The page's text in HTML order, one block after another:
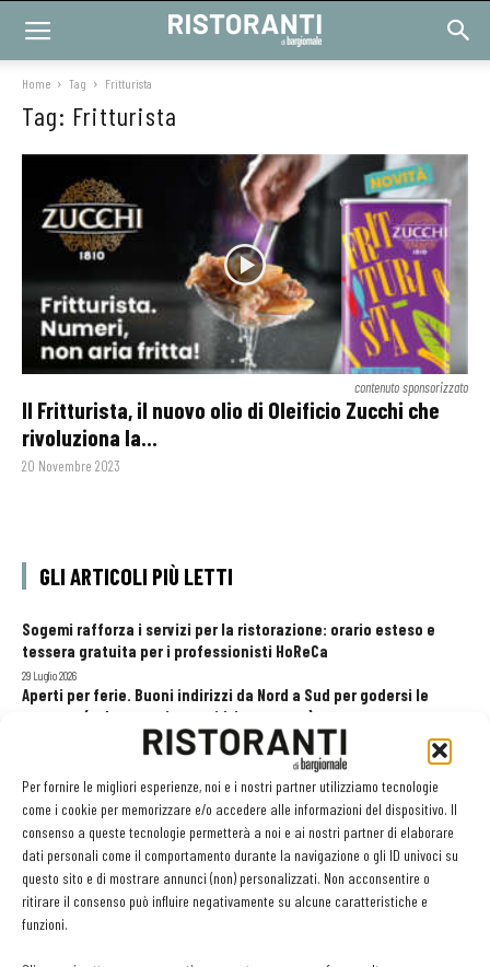
Per fornire le migliori esperienze, noi e i nostri partner utilizziamo tecnologie
come i cookie per memorizzare e/o accedere alle informazioni del dispositivo. Il
consenso a queste tecnologie permetterà a noi e ai nostri partner di elaborare
dati personali come il comportamento durante la navigazione o gli ID univoci su
questo sito e di mostrare annunci (non) personalizzati. Non acconsentire o
ritirare il consenso può influire negativamente su alcune caratteristiche e
funzioni.
Home Tag Fritturista
Tag: Fritturista
contenuto sponsorizzato
Il Fritturista, il nuovo olio di Oleificio Zucchi che
rivoluziona la...
20 Novembre 2023
GLI ARTICOLI PIÙ LETTI
Sogemi rafforza i servizi per la ristorazione: orario esteso e
tessera gratuita per i professionisti HoReCa
29 Luglio 2026
Aperti per ferie. Buoni indirizzi da Nord a Sud per godersi le
vacanze (o da scorprire se si è in vacanza)
Pos, compagni di gestione. Le ultime soluzioni delle aziende
8 Luglio 2026
EDICOLA WEB